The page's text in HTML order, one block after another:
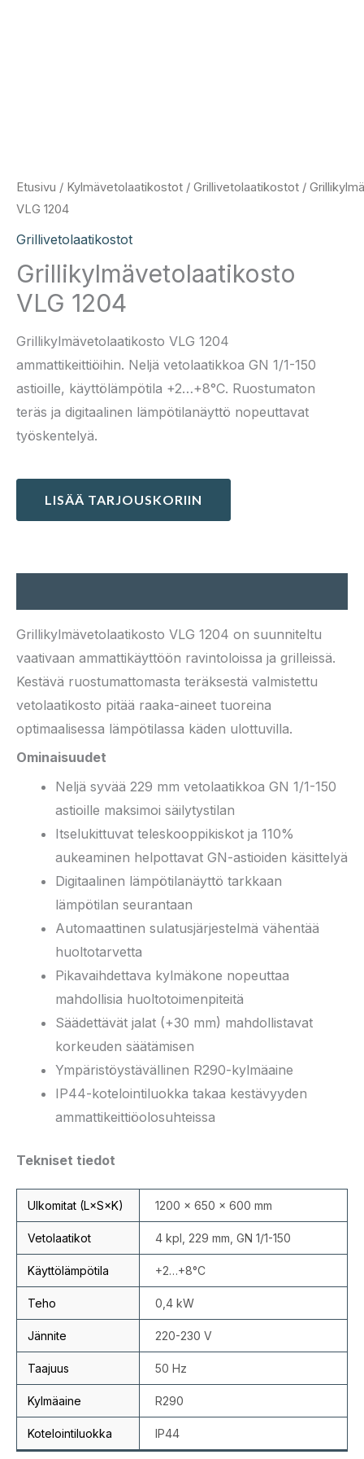
Etusivu / Kylmävetolaatikostot / Grillivetolaatikostot /
VLG 1204
Grillivetolaatikostot
Grillikylmävetolaatikosto
VLG 1204
Grillikylmävetolaatikosto VLG 1204
ammattikeittiöihin. Neljä vetolaatikkoa GN 1/1-150
astioille, käyttölämpötila +2…+8°C. Ruostumaton
teräs ja digitaalinen lämpötilanäyttö nopeuttavat
työskentelyä.
LISÄÄ TARJOUSKORIIN
Grillikylmävetolaatikosto VLG 1204 on suunniteltu
vaativaan ammattikäyttöön ravintoloissa ja grilleissä.
Kestävä ruostumattomasta teräksestä valmistettu
vetolaatikosto pitää raaka-aineet tuoreina
optimaalisessa lämpötilassa käden ulottuvilla.
Ominaisuudet
Neljä syvää 229 mm vetolaatikkoa GN 1/1-150
astioille maksimoi säilytystilan
Itselukittuvat teleskooppikiskot ja 110%
aukeaminen helpottavat GN-astioiden käsittelyä
Digitaalinen lämpötilanäyttö tarkkaan
lämpötilan seurantaan
Automaattinen sulatusjärjestelmä vähentää
huoltotarvetta
Pikavaihdettava kylmäkone nopeuttaa
mahdollisia huoltotoimenpiteitä
Säädettävät jalat (+30 mm) mahdollistavat
korkeuden säätämisen
Ympäristöystävällinen R290-kylmäaine
IP44-kotelointiluokka takaa kestävyyden
ammattikeittiöolosuhteissa
Tekniset tiedot
Ulkomitat (L×S×K) 1200 × 650 × 600 mm
Vetolaatikot 4 kpl, 229 mm, GN 1/1-150
Käyttölämpötila +2…+8°C
Teho 0,4 kW
Jännite 220-230 V
Taajuus 50 Hz
Kylmäaine R290
Kotelointiluokka IP44